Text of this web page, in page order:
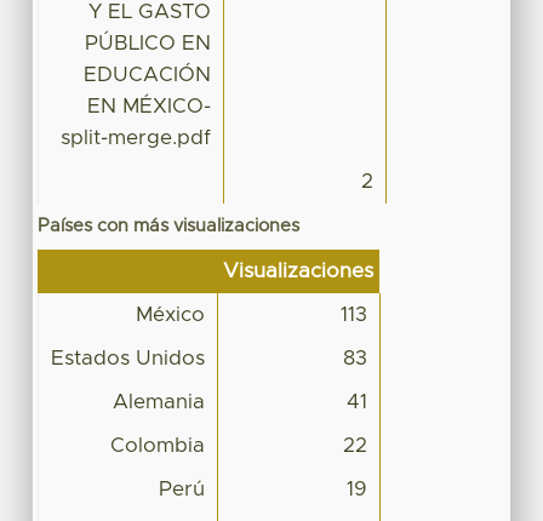
Y EL GASTO
PÚBLICO EN
EDUCACIÓN
EN MÉXICO-
split-merge.pdf
2
Países con más visualizaciones
Visualizaciones
México 113
Estados Unidos 83
Alemania 41
Colombia 22
Perú 19